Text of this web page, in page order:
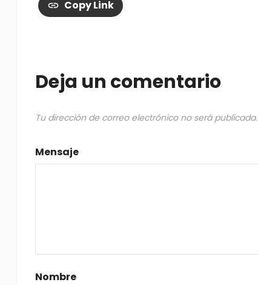
Copy Link
Deja un comentario
Tu dirección de correo electrónico no será publicada.
Mensaje
Nombre